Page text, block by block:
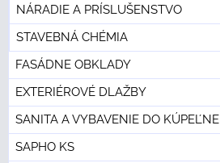
NÁRADIE A PRÍSLUŠENSTVO
STAVEBNÁ CHÉMIA
FASÁDNE OBKLADY
EXTERIÉROVÉ DLAŽBY
SANITA A VYBAVENIE DO KÚPEĽNE
SAPHO KS